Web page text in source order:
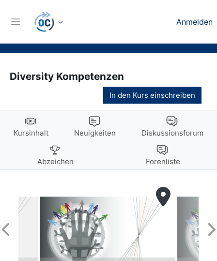
Website-Übersicht
Anmelden
Diversity Kompetenzen
In den Kurs einschreiben
Kursinhalt Neuigkeiten Diskussionsforum
Abzeichen Forenliste